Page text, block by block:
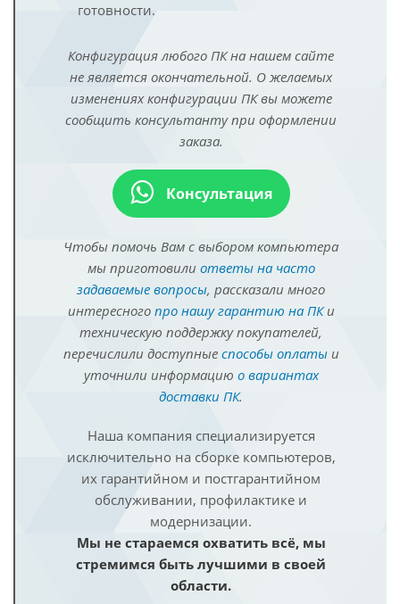
готовности.
Конфигурация любого ПК на нашем сайте
не является окончательной. О желаемых
изменениях конфигурации ПК вы можете
сообщить консультанту при оформлении
заказа.
Консультация
Чтобы помочь Вам с выбором компьютера
мы приготовили ответы на часто
задаваемые вопросы, рассказали много
интересного про нашу гарантию на ПКи
техническую поддержку покупателей,
перечислили доступные способы оплатыи
уточнили информацию о вариантах
доставки ПК.
Наша компания специализируется
исключительно на сборке компьютеров,
их гарантийном и постгарантийном
обслуживании, профилактике и
модернизации.
Мы не стараемся охватить всё, мы
стремимся быть лучшими в своей
области.